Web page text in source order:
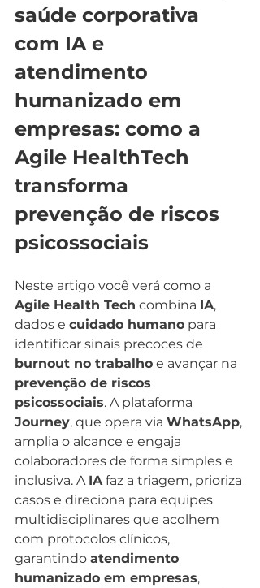
saúde corporativa
com IA e
atendimento
humanizado em
empresas: como a
Agile HealthTech
transforma
prevenção de riscos
psicossociais
Neste artigo você verá como a
Agile Health Tech combina IA,
dados e cuidado humano para
identificar sinais precoces de
burnout no trabalho e avançar na
prevenção de riscos
psicossociais. A plataforma
Journey, que opera via WhatsApp,
amplia o alcance e engaja
colaboradores de forma simples e
inclusiva. A IA faz a triagem, prioriza
casos e direciona para equipes
multidisciplinares que acolhem
com protocolos clínicos,
garantindo atendimento
humanizado em empresas,